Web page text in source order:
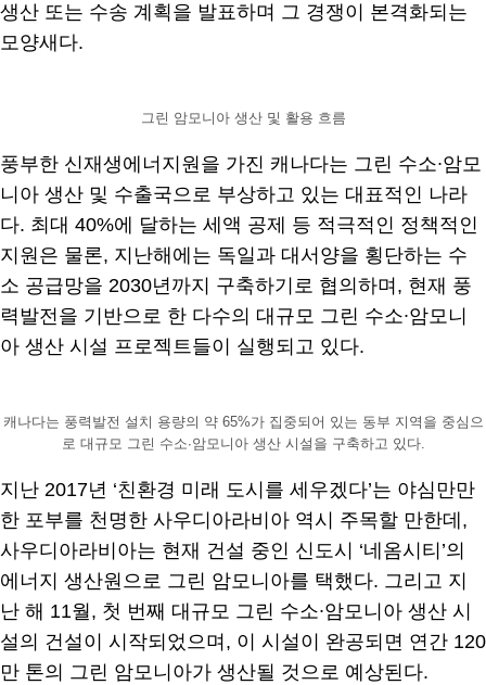
생산 또는 수송 계획을 발표하며 그 경쟁이 본격화되는
모양새다.
그린 암모니아 생산 및 활용 흐름
풍부한 신재생에너지원을 가진 캐나다는 그린 수소∙암모
니아 생산 및 수출국으로 부상하고 있는 대표적인 나라
다. 최대 40%에 달하는 세액 공제 등 적극적인 정책적인
지원은 물론, 지난해에는 독일과 대서양을 횡단하는 수
소 공급망을 2030년까지 구축하기로 협의하며, 현재 풍
력발전을 기반으로 한 다수의 대규모 그린 수소∙암모니
아 생산 시설 프로젝트들이 실행되고 있다.
캐나다는 풍력발전 설치 용량의 약 65%가 집중되어 있는 동부 지역을 중심으
로 대규모 그린 수소∙암모니아 생산 시설을 구축하고 있다.
지난 2017년 ‘친환경 미래 도시를 세우겠다’는 야심만만
한 포부를 천명한 사우디아라비아 역시 주목할 만한데,
사우디아라비아는 현재 건설 중인 신도시 ‘네옴시티’의
에너지 생산원으로 그린 암모니아를 택했다. 그리고 지
난 해 11월, 첫 번째 대규모 그린 수소∙암모니아 생산 시
설의 건설이 시작되었으며, 이 시설이 완공되면 연간 120
만 톤의 그린 암모니아가 생산될 것으로 예상된다.